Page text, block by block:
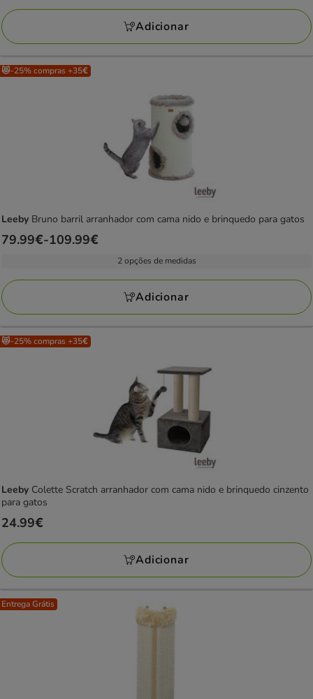
com
2
avaliações
39.99€
Adicionar
😻-25% compras +35€
Leeby Bruno barril arranhador com cama nido e brinquedo para gatos
Preço
a
109.99€
79.99€-109.99€
2 opções de medidas
Adicionar
😻-25% compras +35€
Leeby Colette Scratch arranhador com cama nido e brinquedo cinzento
para gatos
Preço
24.99€
24.99€
Adicionar
Entrega Grátis